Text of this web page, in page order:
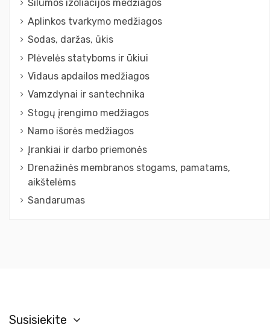
Šilumos izoliacijos medžiagos
Aplinkos tvarkymo medžiagos
Sodas, daržas, ūkis
Plėvelės statyboms ir ūkiui
Vidaus apdailos medžiagos
Vamzdynai ir santechnika
Stogų įrengimo medžiagos
Namo išorės medžiagos
Įrankiai ir darbo priemonės
Drenažinės membranos stogams, pamatams,
aikštelėms
Sandarumas
Susisiekite